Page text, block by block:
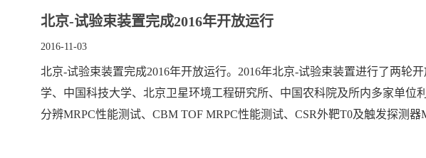
北京-试验束装置完成2016年开放运行
2016-11-03
北京-试验束装置完成2016年开放运行。2016年北京-试验束装置进行了两轮
学、中国科技大学、北京卫星环境工程研究所、中国农科院及所内多家单位
分辨MRPC性能测试、CBM TOF MRPC性能测试、CSR外靶T0及触发探测